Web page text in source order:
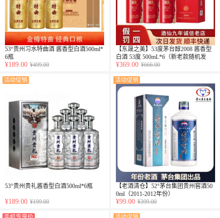
53°贵州习水特曲酒 酱香型白酒500ml*
6瓶
¥189.00 ¥499.00
【东晟之美】53度茅台醇2008 酱香型
白酒 53度 500mL*6（新老款随机发
货）
¥369.00 ¥666.00
活动促销
53°贵州贵礼酱香型白酒500ml*6瓶
¥189.00 ¥199.00
活动促销
【老酒清仓】52°茅台集团贵州窖酒50
0ml（2011-2012年份）
¥99.00 ¥399.00